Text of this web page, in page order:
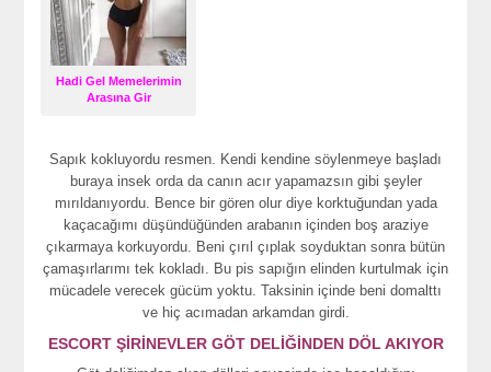
Hadi Gel Memelerimin
Arasına Gir
Sapık kokluyordu resmen. Kendi kendine söylenmeye başladı
buraya insek orda da canın acır yapamazsın gibi şeyler
mırıldanıyordu. Bence bir gören olur diye korktuğundan yada
kaçacağımı düşündüğünden arabanın içinden boş araziye
çıkarmaya korkuyordu. Beni çırıl çıplak soyduktan sonra bütün
çamaşırlarımı tek kokladı. Bu pis sapığın elinden kurtulmak için
mücadele verecek gücüm yoktu. Taksinin içinde beni domalttı
ve hiç acımadan arkamdan girdi.
ESCORT ŞİRİNEVLER GÖT DELİĞİNDEN DÖL AKIYOR